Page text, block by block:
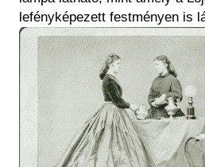
lefényképezett festményen is
Kép